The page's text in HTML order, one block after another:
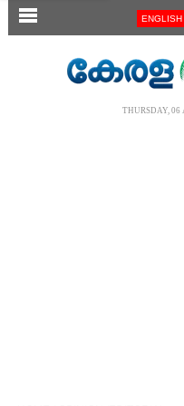
SECTIONS ENGLISH
THURSDAY, 06